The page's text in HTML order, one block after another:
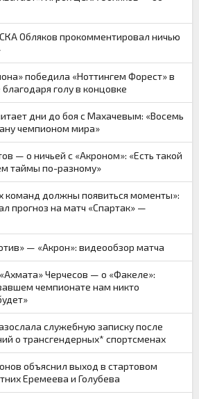
Обляков прокомментировал ничью
победила «Ноттингем Форест» в
голу в концовке
дни до боя с Махачевым: «Восемь
чемпионом мира»
— о ничьей с «Акроном»: «Есть такой
таймы по-разному»
команд должны появиться моменты»:
прогноз на матч «Спартак» —
— «Акрон»: видеообзор матча
Черчесов — о «Факеле»:
чемпионате нам никто
служебную записку после
о трансгендерных* спортсменах
объяснил выход в стартовом
Еремеева и Голубева